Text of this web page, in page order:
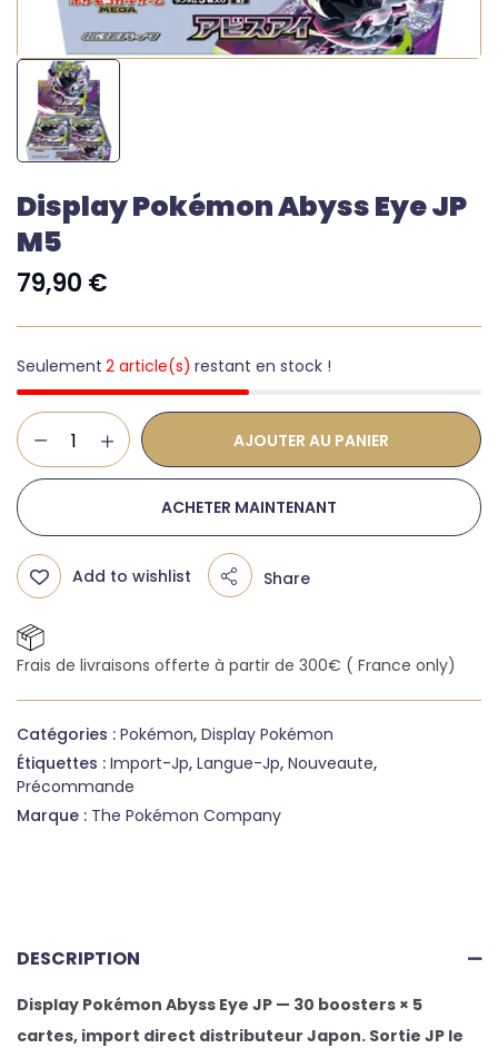
Display Pokémon Abyss Eye JP
M5
79,90 €
Seulement 2 article(s) restant en stock !
AJOUTER AU PANIER
ACHETER MAINTENANT
Add to wishlist Share
Frais de livraisons offerte à partir de 300€ ( France only)
Catégories : Pokémon, Display Pokémon
Étiquettes : Import-Jp, Langue-Jp, Nouveaute,
Précommande
Marque : The Pokémon Company
DESCRIPTION
Display Pokémon Abyss Eye JP — 30 boosters × 5
cartes, import direct distributeur Japon. Sortie JP le